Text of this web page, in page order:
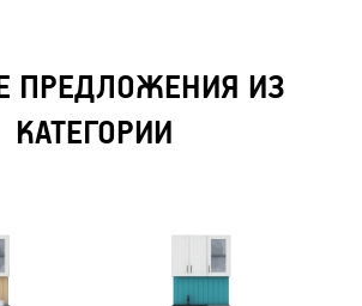
ПРЕДЛОЖЕНИЯ ИЗ
КАТЕГОРИИ